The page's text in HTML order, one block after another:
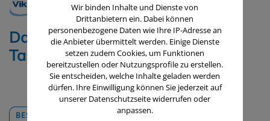
DampDry 31 Mikrofaser-Mopp,
Taschenbezug, 40 cm / 5 Stk
BESCHREIBUNG DOWNLOADS
Wir binden Inhalte und Dienste von
Drittanbietern ein. Dabei können
personenbezogene Daten wie Ihre IP-Adresse an
die Anbieter übermittelt werden. Einige Dienste
setzen zudem Cookies, um Funktionen
bereitzustellen oder Nutzungsprofile zu erstellen.
Sie entscheiden, welche Inhalte geladen werden
dürfen. Ihre Einwilligung können Sie jederzeit auf
unserer Datenschutzseite widerrufen oder
anpassen.